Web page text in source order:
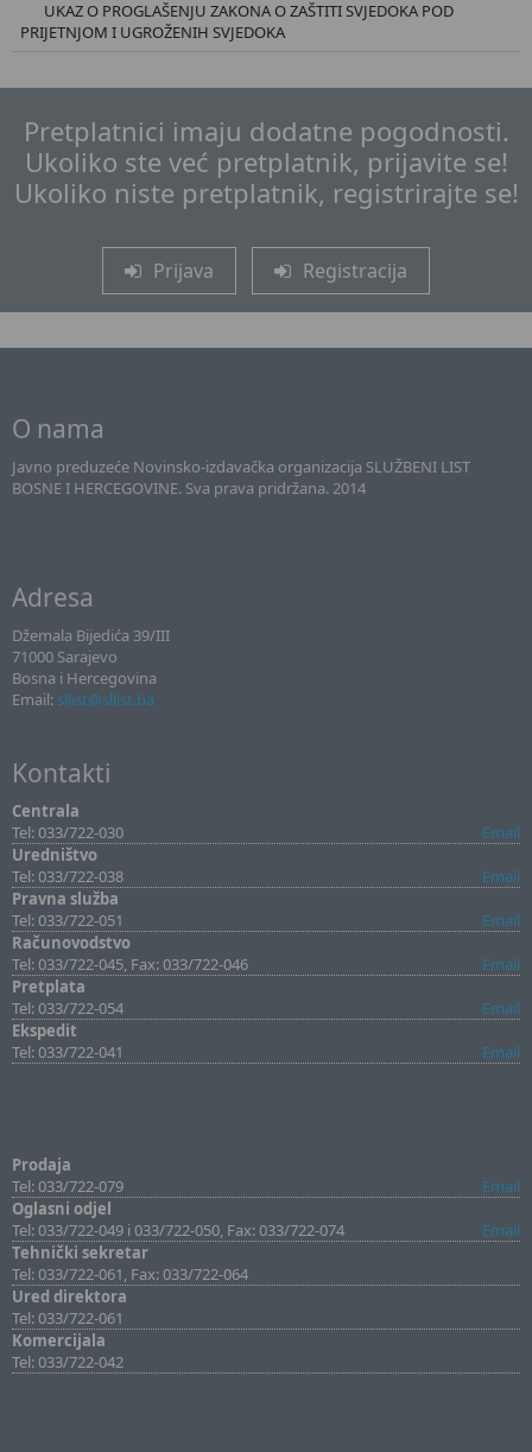
UKAZ O PROGLAŠENJU ZAKONA O ZAŠTITI SVJEDOKA POD
PRIJETNJOM I UGROŽENIH SVJEDOKA
Pretplatnici imaju dodatne pogodnosti.
Ukoliko ste već pretplatnik, prijavite se!
Ukoliko niste pretplatnik, registrirajte se!
Prijava Registracija
O nama
Javno preduzeće Novinsko-izdavačka organizacija SLUŽBENI LIST
BOSNE I HERCEGOVINE. Sva prava pridržana. 2014
Adresa
Džemala Bijedića 39/III
71000 Sarajevo
Bosna i Hercegovina
Email: sllist@sllist.ba
Kontakti
Centrala
Tel: 033/722-030
Email
Uredništvo
Tel: 033/722-038
Email
Pravna služba
Tel: 033/722-051
Email
Računovodstvo
Tel: 033/722-045, Fax: 033/722-046
Email
Pretplata
Tel: 033/722-054
Email
Ekspedit
Tel: 033/722-041
Email
Prodaja
Tel: 033/722-079
Email
Oglasni odjel
Tel: 033/722-049 i 033/722-050, Fax: 033/722-074
Email
Tehnički sekretar
Tel: 033/722-061, Fax: 033/722-064
Ured direktora
Tel: 033/722-061
Komercijala
Tel: 033/722-042